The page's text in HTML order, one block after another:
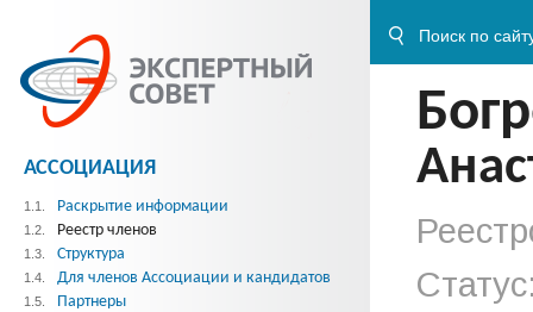
АССОЦИАЦИЯ
1.1. Раскрытие информации
1.2. Реестр членов
1.3. Структура
1.4. Для членов Ассоциации и кандидатов
1.5. Партнеры